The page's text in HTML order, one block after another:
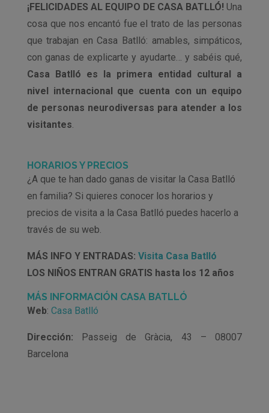
¡FELICIDADES AL EQUIPO DE CASA BATLLÓ! Una
cosa que nos encantó fue el trato de las personas
que trabajan en Casa Batlló: amables, simpáticos,
con ganas de explicarte y ayudarte… y sabéis qué,
Casa Batlló es la primera entidad cultural a
nivel internacional que cuenta con un equipo
de personas neurodiversas para atender a los
visitantes.
HORARIOS Y PRECIOS
¿A que te han dado ganas de visitar la Casa Batlló
en familia? Si quieres conocer los horarios y
precios de visita a la Casa Batlló puedes hacerlo a
través de su web.
MÁS INFO Y ENTRADAS: Visita Casa Batlló
LOS NIÑOS ENTRAN GRATIS hasta los 12 años
MÁS INFORMACIÓN CASA BATLLÓ
Web: Casa Batlló
Dirección: Passeig de Gràcia, 43 – 08007
Barcelona